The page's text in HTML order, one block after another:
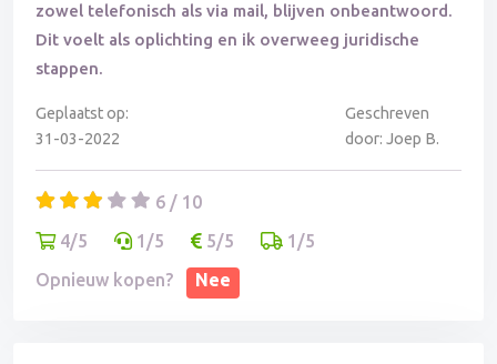
zowel telefonisch als via mail, blijven onbeantwoord.
Dit voelt als oplichting en ik overweeg juridische
stappen.
Geplaatst op:
31-03-2022
Geschreven
door: Joep B.
6 / 10
4/5
1/5 5/5
1/5
Opnieuw kopen?
Nee